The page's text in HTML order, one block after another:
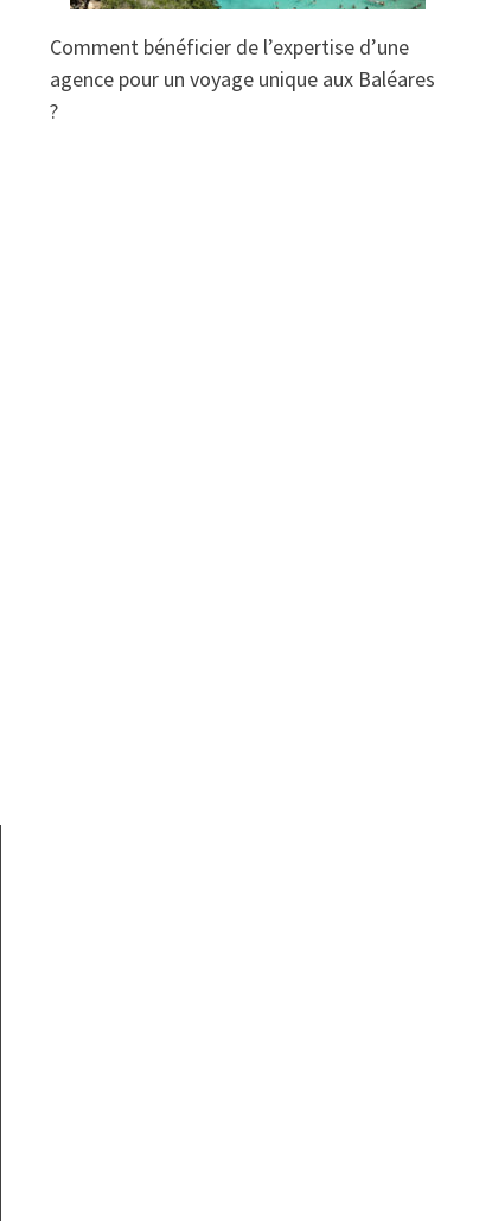
Comment bénéficier de l’expertise d’une
agence pour un voyage unique aux Baléares
?